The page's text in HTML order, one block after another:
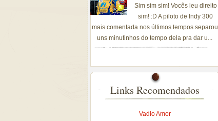
Sim sim sim! Vocês leu direito
sim! :D A piloto de Indy 300
mais comentada nos últimos tempos separou
uns minutinhos do tempo dela pra dar u...
Links Recomendados
Vadio Amor